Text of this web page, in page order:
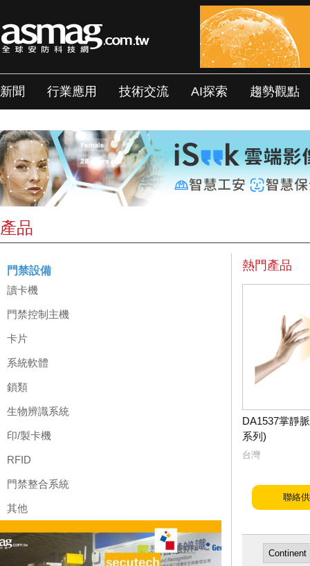
新聞 行業應用 技術交流 AI探索 趨勢觀點
產品
門禁設備
讀卡機
門禁控制主機
卡片
系統軟體
鎖類
生物辨識系統
印/製卡機
RFID
門禁整合系統
其他
熱門產品
DA1537掌靜
系列)
台灣
聯絡